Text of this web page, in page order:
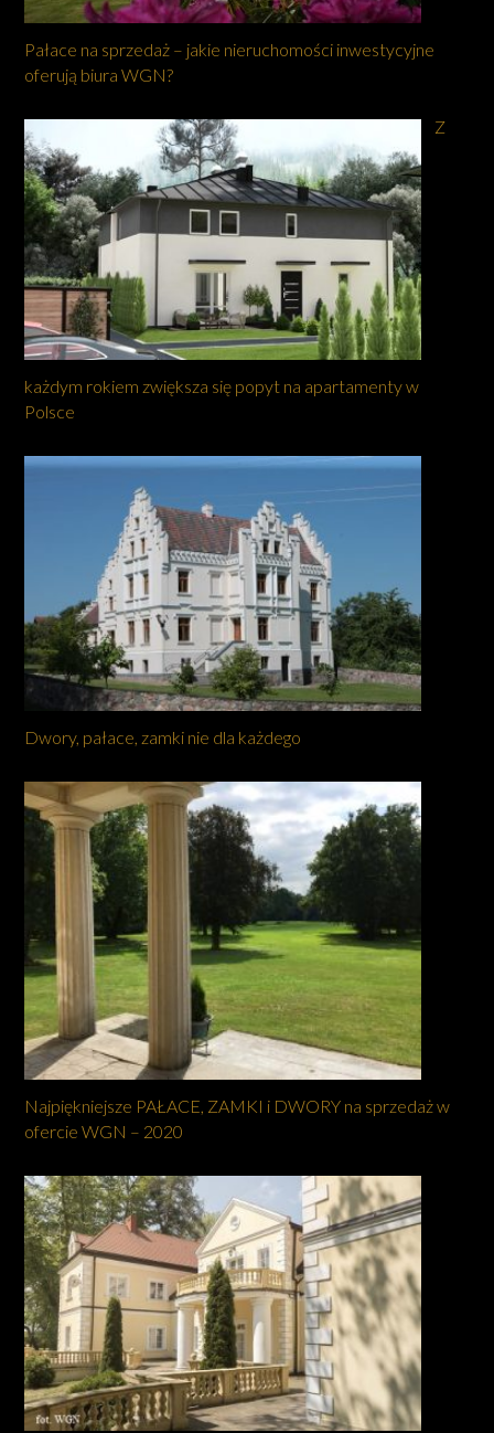
Pałace na sprzedaż – jakie nieruchomości inwestycyjne
oferują biura WGN?
Z
każdym rokiem zwiększa się popyt na apartamenty w
Polsce
Dwory, pałace, zamki nie dla każdego
Najpiękniejsze PAŁACE, ZAMKI i DWORY na sprzedaż w
ofercie WGN – 2020